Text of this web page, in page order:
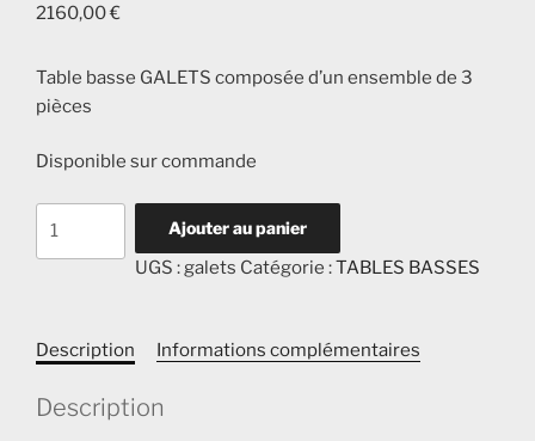
2160,00€
Table basse GALETS composée d’un ensemble de 3
pièces
Disponible sur commande
Ajouter au panier
UGS :galets Catégorie :TABLES BASSES
Description Informations complémentaires
Description